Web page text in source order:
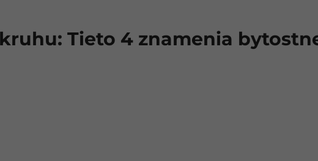
Tieto 4 znamenia